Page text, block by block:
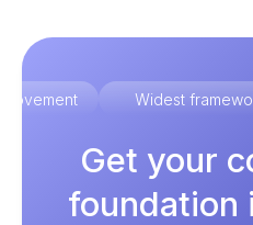
Widest
Get your
foundation